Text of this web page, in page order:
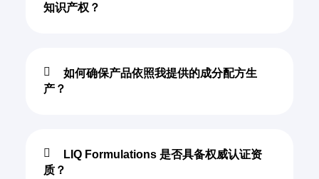
知识产权？
如何确保产品依照我提供的成分配方生
产？
LIQ Formulations 是否具备权威认证资
质？